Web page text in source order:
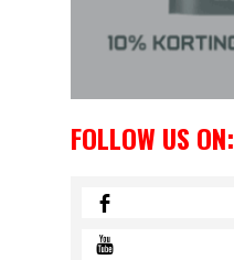
FOLLOW US ON: